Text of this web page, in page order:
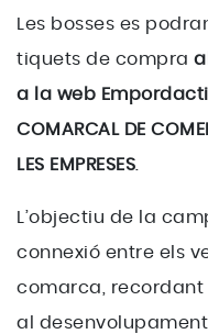
Les bosses es
tiquets de compra
a la web
COMARCAL DE
LES EMPRESES
L’objectiu de la
connexió entre els
comarca,
al